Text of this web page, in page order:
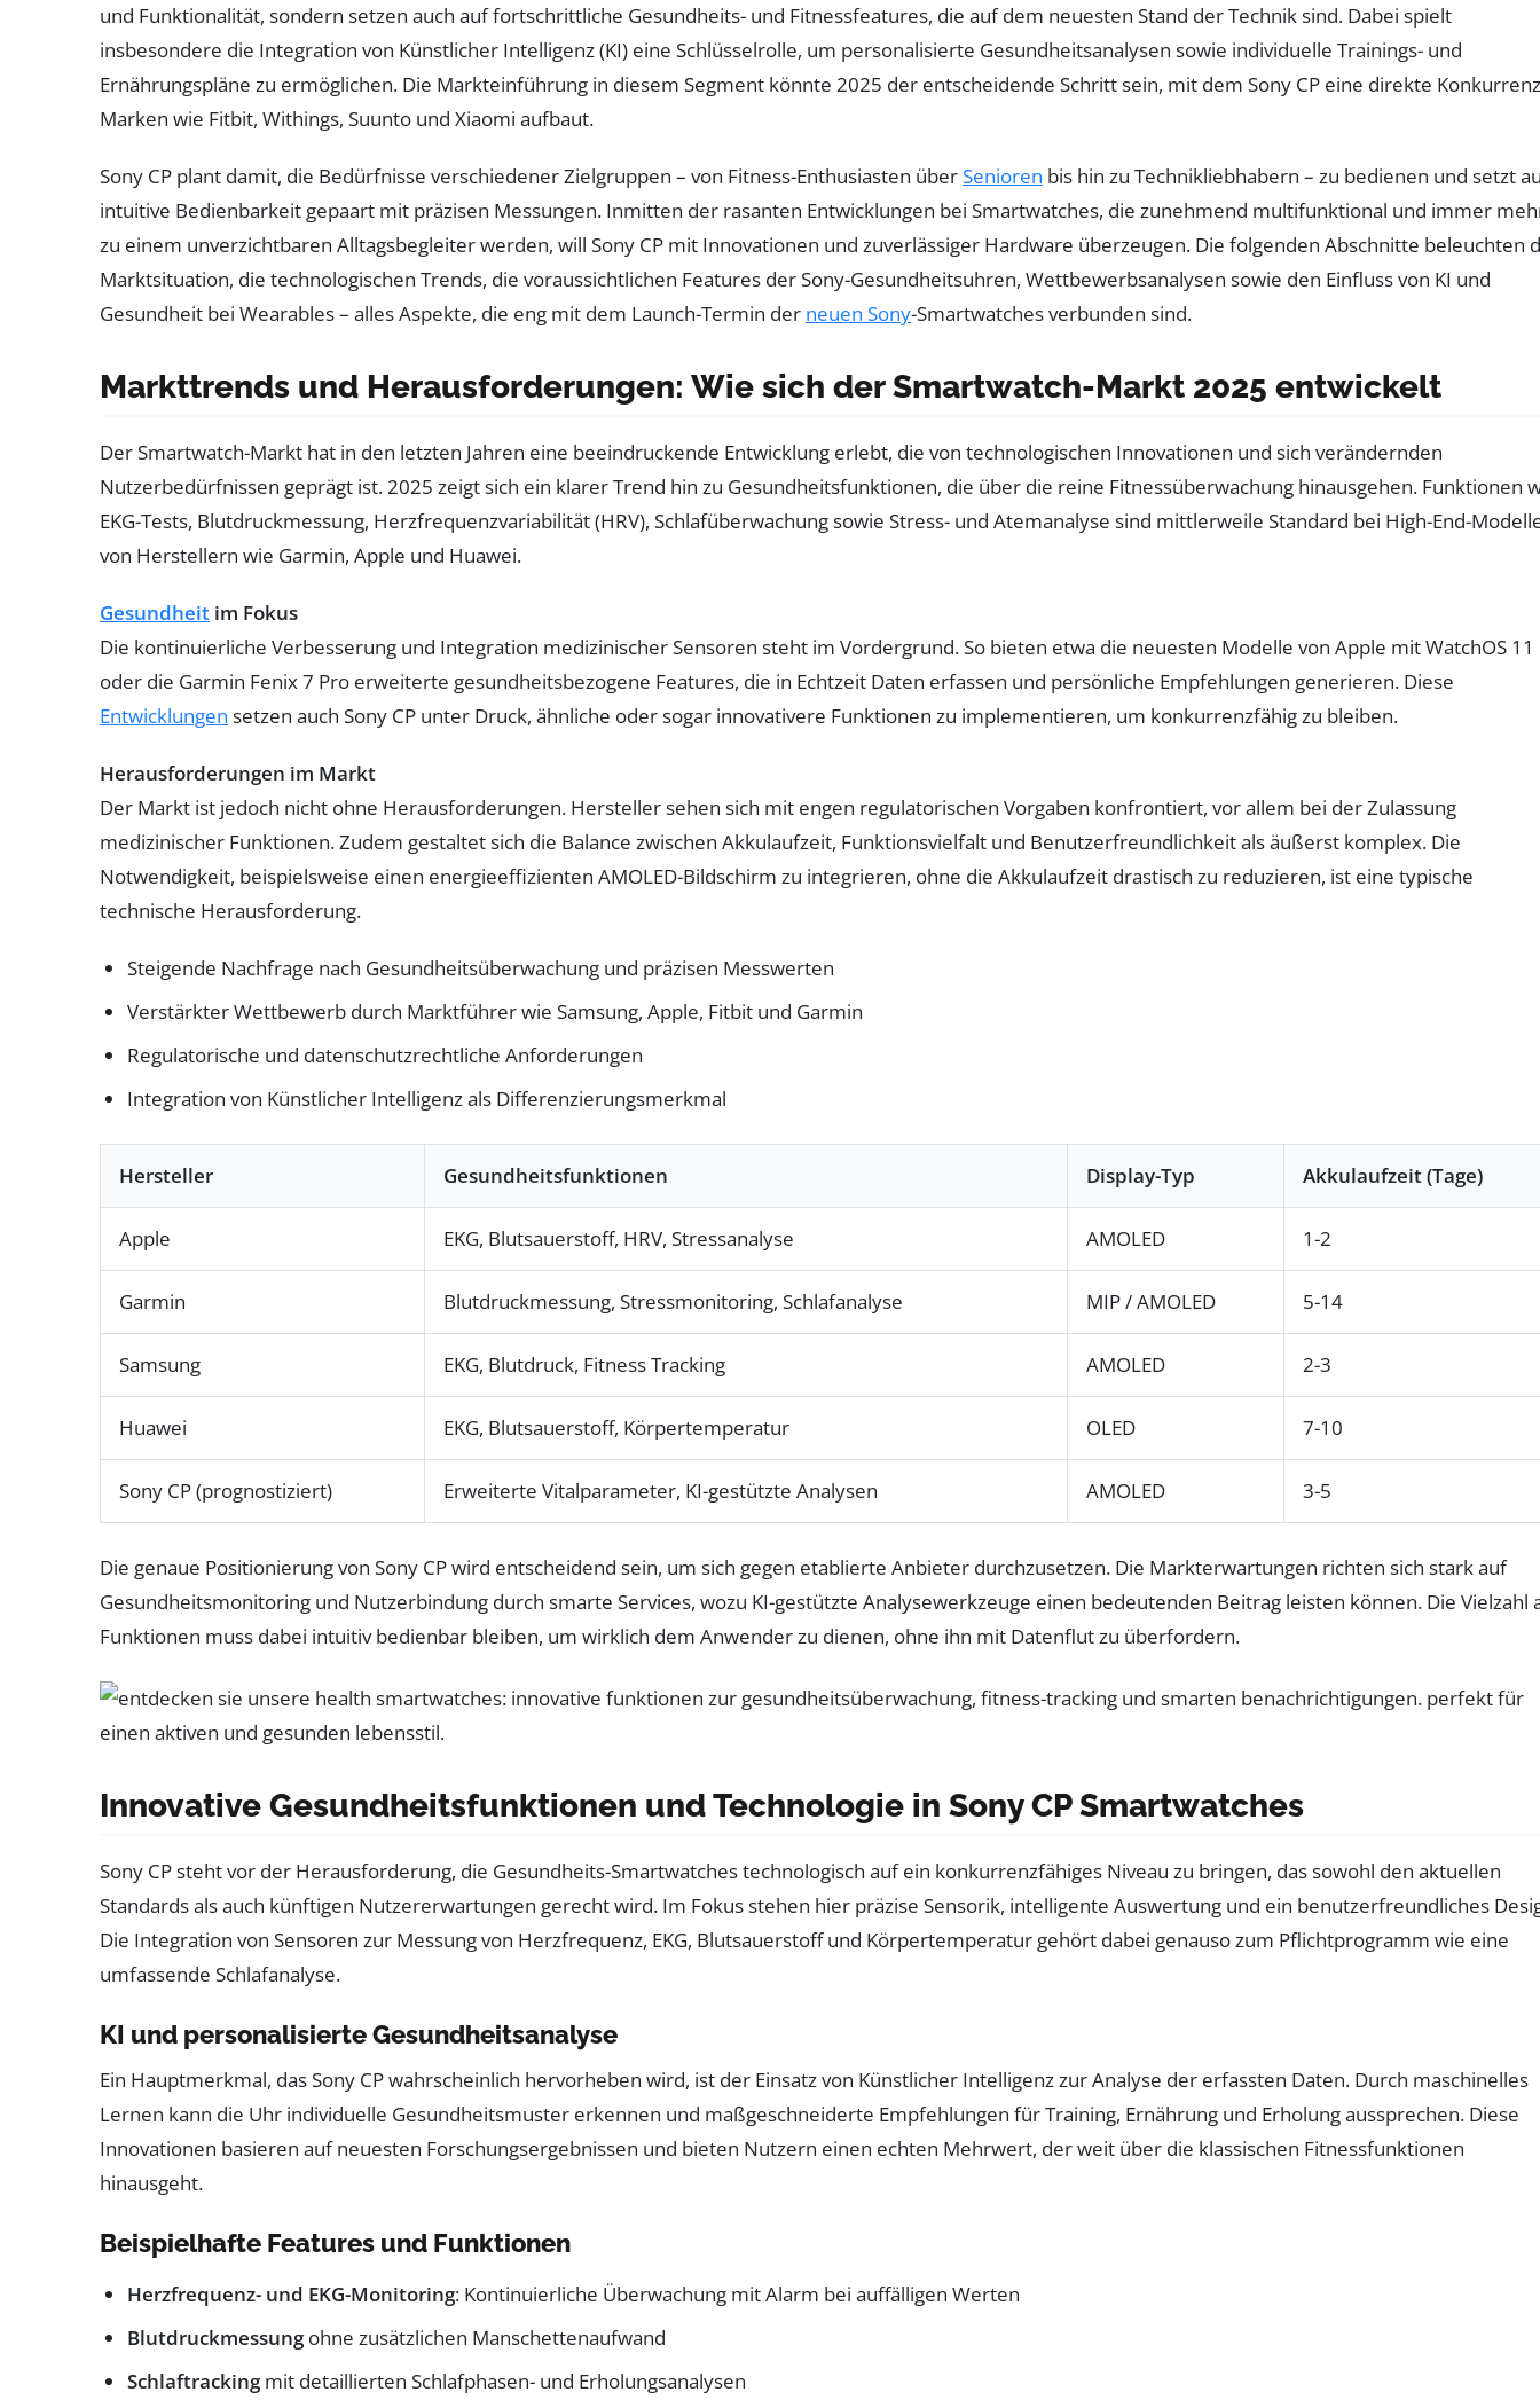
und Funktionalität, sondern setzen auch auf fortschrittliche Gesundheits- und Fitnessfeatures, die auf dem neuesten Stand der Technik sind. Dabei spielt
insbesondere die Integration von Künstlicher Intelligenz (KI) eine Schlüsselrolle, um personalisierte Gesundheitsanalysen sowie individuelle Trainings- und
Ernährungspläne zu ermöglichen. Die Markteinführung in diesem Segment könnte 2025 der entscheidende Schritt sein, mit dem Sony CP eine direkte
Marken wie Fitbit, Withings, Suunto und Xiaomi aufbaut.
Sony CP plant damit, die Bedürfnisse verschiedener Zielgruppen – von Fitness-Enthusiasten überSenioren bis hin zu Technikliebhabern – zu bedienen und setzt
intuitive Bedienbarkeit gepaart mit präzisen Messungen. Inmitten der rasanten Entwicklungen bei Smartwatches, die zunehmend multifunktional und immer
zu einem unverzichtbaren Alltagsbegleiter werden, will Sony CP mit Innovationen und zuverlässiger Hardware überzeugen. Die folgenden Abschnitte beleuchten
Marktsituation, die technologischen Trends, die voraussichtlichen Features der Sony-Gesundheitsuhren, Wettbewerbsanalysen sowie den Einfluss von KI und
Gesundheit bei Wearables – alles Aspekte, die eng mit dem Launch-Termin der neuen Sony-Smartwatches verbunden sind.
Markttrends und Herausforderungen: Wie sich der Smartwatch-Markt 2025 entwickelt
Der Smartwatch-Markt hat in den letzten Jahren eine beeindruckende Entwicklung erlebt, die von technologischen Innovationen und sich verändernden
Nutzerbedürfnissen geprägt ist. 2025 zeigt sich ein klarer Trend hin zu Gesundheitsfunktionen, die über die reine Fitnessüberwachung hinausgehen. Funktionen
EKG-Tests, Blutdruckmessung, Herzfrequenzvariabilität (HRV), Schlafüberwachung sowie Stress- und Atemanalyse sind mittlerweile Standard bei High-End-
von Herstellern wie Garmin, Apple und Huawei.
Gesundheit im Fokus
Die kontinuierliche Verbesserung und Integration medizinischer Sensoren steht im Vordergrund. So bieten etwa die neuesten Modelle von Apple mit WatchOS 11
oder die Garmin Fenix 7 Pro erweiterte gesundheitsbezogene Features, die in Echtzeit Daten erfassen und persönliche Empfehlungen generieren. Diese
Entwicklungen setzen auch Sony CP unter Druck, ähnliche oder sogar innovativere Funktionen zu implementieren, um konkurrenzfähig zu bleiben.
Herausforderungen im Markt
Der Markt ist jedoch nicht ohne Herausforderungen. Hersteller sehen sich mit engen regulatorischen Vorgaben konfrontiert, vor allem bei der Zulassung
medizinischer Funktionen. Zudem gestaltet sich die Balance zwischen Akkulaufzeit, Funktionsvielfalt und Benutzerfreundlichkeit als äußerst komplex. Die
Notwendigkeit, beispielsweise einen energieeffizienten AMOLED-Bildschirm zu integrieren, ohne die Akkulaufzeit drastisch zu reduzieren, ist eine typische
technische Herausforderung.
Steigende Nachfrage nach Gesundheitsüberwachung und präzisen Messwerten
Verstärkter Wettbewerb durch Marktführer wie Samsung, Apple, Fitbit und Garmin
Regulatorische und datenschutzrechtliche Anforderungen
Integration von Künstlicher Intelligenz als Differenzierungsmerkmal
Hersteller Gesundheitsfunktionen Display-Typ Akkulaufzeit (Tage)
Apple EKG, Blutsauerstoff, HRV, Stressanalyse AMOLED 1-2
Garmin Blutdruckmessung, Stressmonitoring, Schlafanalyse MIP / AMOLED 5-14
Samsung EKG, Blutdruck, Fitness Tracking AMOLED 2-3
Huawei EKG, Blutsauerstoff, Körpertemperatur OLED 7-10
Sony CP (prognostiziert) Erweiterte Vitalparameter, KI-gestützte Analysen AMOLED 3-5
Die genaue Positionierung von Sony CP wird entscheidend sein, um sich gegen etablierte Anbieter durchzusetzen. Die Markterwartungen richten sich stark auf
Gesundheitsmonitoring und Nutzerbindung durch smarte Services, wozu KI-gestützte Analysewerkzeuge einen bedeutenden Beitrag leisten können. Die Vielzahl
Funktionen muss dabei intuitiv bedienbar bleiben, um wirklich dem Anwender zu dienen, ohne ihn mit Datenflut zu überfordern.
Innovative Gesundheitsfunktionen und Technologie in Sony CP Smartwatches
Sony CP steht vor der Herausforderung, die Gesundheits-Smartwatches technologisch auf ein konkurrenzfähiges Niveau zu bringen, das sowohl den aktuellen
Standards als auch künftigen Nutzererwartungen gerecht wird. Im Fokus stehen hier präzise Sensorik, intelligente Auswertung und ein benutzerfreundliches
Die Integration von Sensoren zur Messung von Herzfrequenz, EKG, Blutsauerstoff und Körpertemperatur gehört dabei genauso zum Pflichtprogramm wie eine
umfassende Schlafanalyse.
KI und personalisierte Gesundheitsanalyse
Ein Hauptmerkmal, das Sony CP wahrscheinlich hervorheben wird, ist der Einsatz von Künstlicher Intelligenz zur Analyse der erfassten Daten. Durch maschinelles
Lernen kann die Uhr individuelle Gesundheitsmuster erkennen und maßgeschneiderte Empfehlungen für Training, Ernährung und Erholung aussprechen. Diese
Innovationen basieren auf neuesten Forschungsergebnissen und bieten Nutzern einen echten Mehrwert, der weit über die klassischen Fitnessfunktionen
hinausgeht.
Beispielhafte Features und Funktionen
Herzfrequenz- und EKG-Monitoring: Kontinuierliche Überwachung mit Alarm bei auffälligen Werten
Blutdruckmessungohne zusätzlichen Manschettenaufwand
Schlaftrackingmit detaillierten Schlafphasen- und Erholungsanalysen